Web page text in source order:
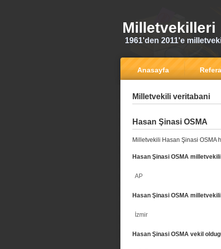
Milletvekilleri
1961'den 2011'e
Anasayfa
Milletvekili veritabani
Hasan Şinasi OSMA
Milletvekili Hasan Şinasi OSMA
Hasan Şinasi OSMA
AP
Hasan Şinasi OSMA
İzmir
Hasan Şinasi OSMA vekil